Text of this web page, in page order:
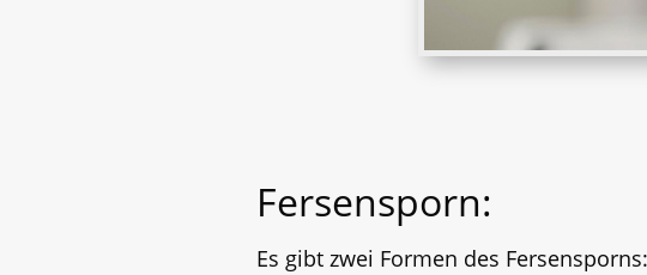
Fersensporn:
Es gibt zwei Formen des